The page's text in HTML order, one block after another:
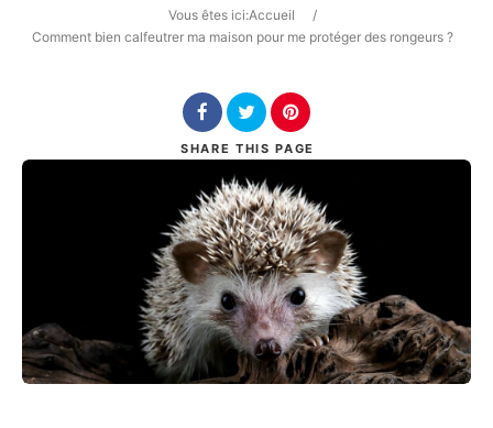
Search
Vous êtes ici:Accueil
/
Comment bien calfeutrer ma maison pour me protéger des rongeurs ?
SHARE THIS PAGE